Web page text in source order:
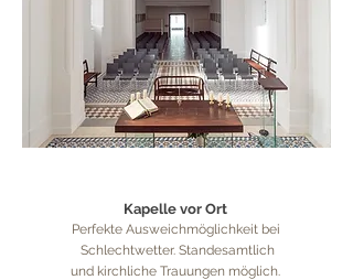
Kapelle vor Ort
Perfekte Ausweichmöglichkeit bei
Schlechtwetter. Standesamtlich
und kirchliche Trauungen möglich.